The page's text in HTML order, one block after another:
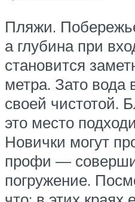
Пляжи.
а глубина при
становится
метра. Зато вода
своей чистотой.
это место
Новички могут
профи —
погружение.